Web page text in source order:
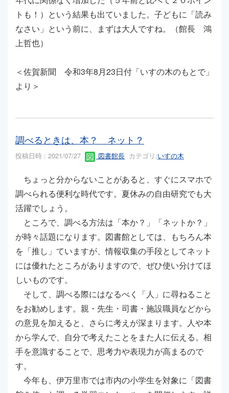
トも！）という結果も出ていました。子どもに「読み
なさい」という前に、まずは大人ですね。（館長 鴻
上哲也）
＜佐賀新聞 令和3年8月23日付「いすの木のもとで」
より＞
調べるときは、本？ ネット？
投稿日時 : 2021/07/27 図書館長 カテゴリ:いすの木
ちょっと分からないことがあると、すぐにスマホで
調べられる便利な時代です。夏休みの自由研究でも大
活躍でしょう。
ところで、調べる方法は「本か？」「ネットか？」
が時々話題になります。図書館としては、もちろん本
を「推し」ていますが、情報収集の手段としてネット
には優れたところがありますので、ぜひ使い分けてほ
しいものです。
そして、調べる際にはなるべく「人」に尋ねること
をお勧めします。親・先生・司書・施設職員などから
の意見を加えると、さらに考えが深まります。人や本
から学んで、自分で考えたことをまた人に伝える。相
手を意識することで、思考力や表現力が高まるので
す。
今年も、伊万里市では市内の小学生を対象に「図書